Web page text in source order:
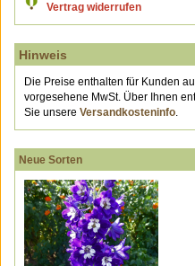
Vertrag widerrufen
Hinweis
Die Preise enthalten für Kunden
vorgesehene MwSt. Über Ihnen
Sie unsere Versandkosteninfo.
Neue Sorten